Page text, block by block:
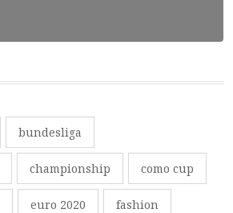
bundesliga
championship como cup
euro 2020 fashion